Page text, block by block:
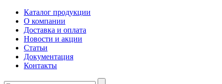
Каталог продукции
О компании
Доставка и оплата
Новости и акции
Статьи
Документация
Контакты